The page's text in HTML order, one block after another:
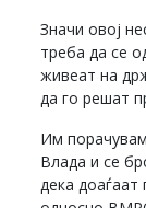
Значи овој
треба да се
живеат на
да го решат
Им
Влада и се
дека